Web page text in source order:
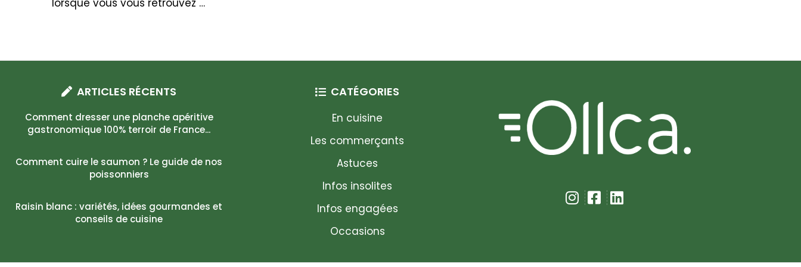
lorsque vous vous retrouvez …
ARTICLES RÉCENTS
Comment dresser une planche apéritive
gastronomique 100% terroir de France...
Comment cuire le saumon ? Le guide de nos
poissonniers
Raisin blanc : variétés, idées gourmandes et
conseils de cuisine
CATÉGORIES
En cuisine
Les commerçants
Astuces
Infos insolites
Infos engagées
Occasions